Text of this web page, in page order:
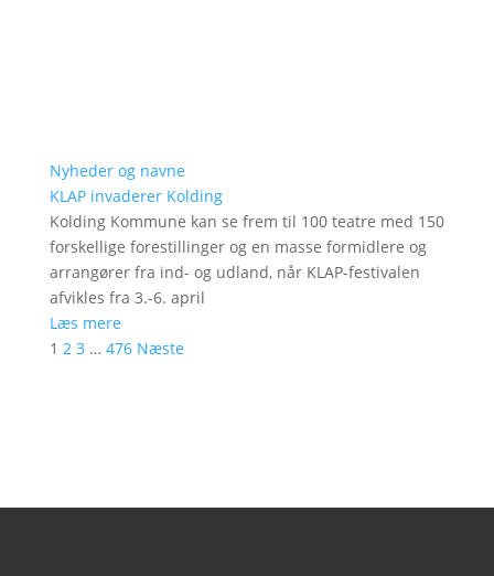
Nyheder og navne
KLAP invaderer Kolding
Kolding Kommune kan se frem til 100 teatre med 150
forskellige forestillinger og en masse formidlere og
arrangører fra ind- og udland, når KLAP-festivalen
afvikles fra 3.-6. april
Læs mere
1 2 3 … 476 Næste